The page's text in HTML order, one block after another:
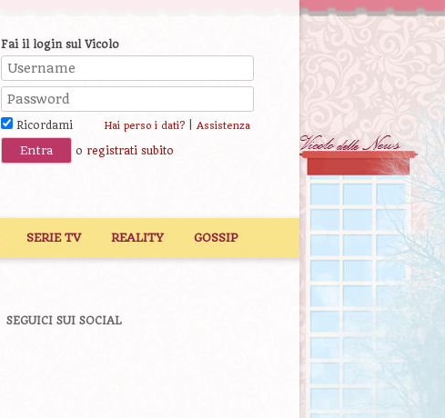
Fai il login sul Vicolo
Ricordami Hai perso i dati?| Assistenza
o registrati subito
SERIE TV REALITY GOSSIP
SEGUICI SUI SOCIAL